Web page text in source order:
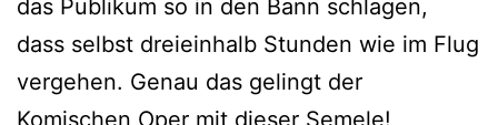
das Publikum so in den Bann schlagen,
dass selbst dreieinhalb Stunden wie im Flug
vergehen. Genau das gelingt der
Komischen Oper mit dieser Semele!